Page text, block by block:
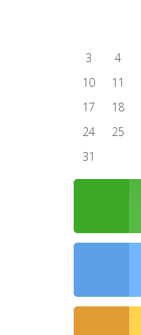
3
4
10
11
17
18
24
25
31